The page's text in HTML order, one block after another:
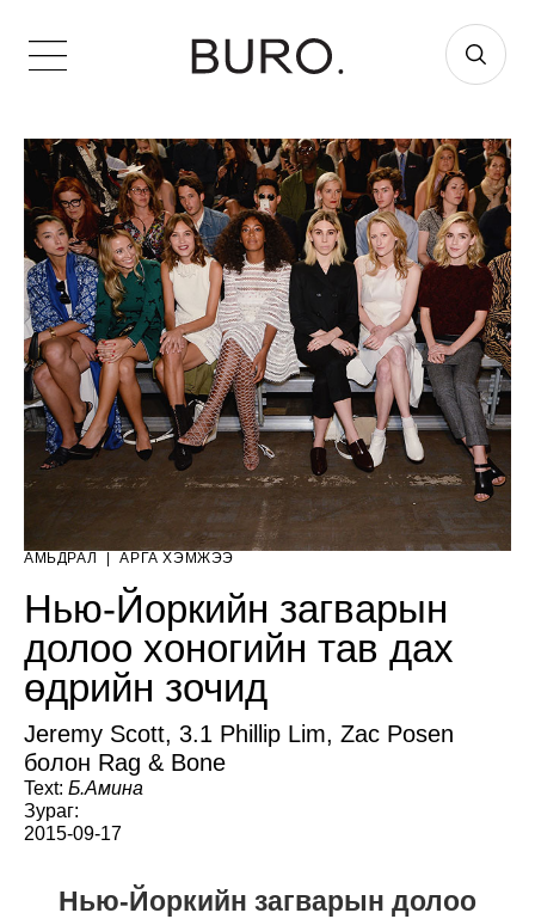
АМЬДРАЛ АРГА ХЭМЖЭЭ
Нью-Йоркийн загварын
долоо хоногийн тав дах
өдрийн зочид
Jeremy Scott, 3.1 Phillip Lim, Zac Posen
болон Rag & Bone
Text: Б.Амина
Зураг:
2015-09-17
Нью-Йоркийн загварын долоо